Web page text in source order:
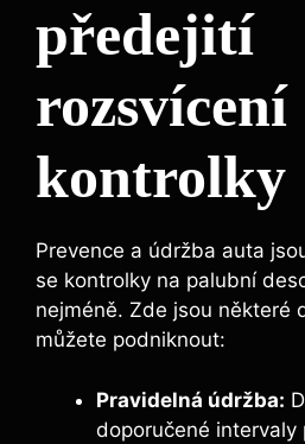
předejití
rozsvícení
kontrolky
Prevence a údržba auta
se kontrolky na palubní
nejméně. Zde jsou některé
můžete podniknout:
Pravidelná údržba:
doporučené intervaly